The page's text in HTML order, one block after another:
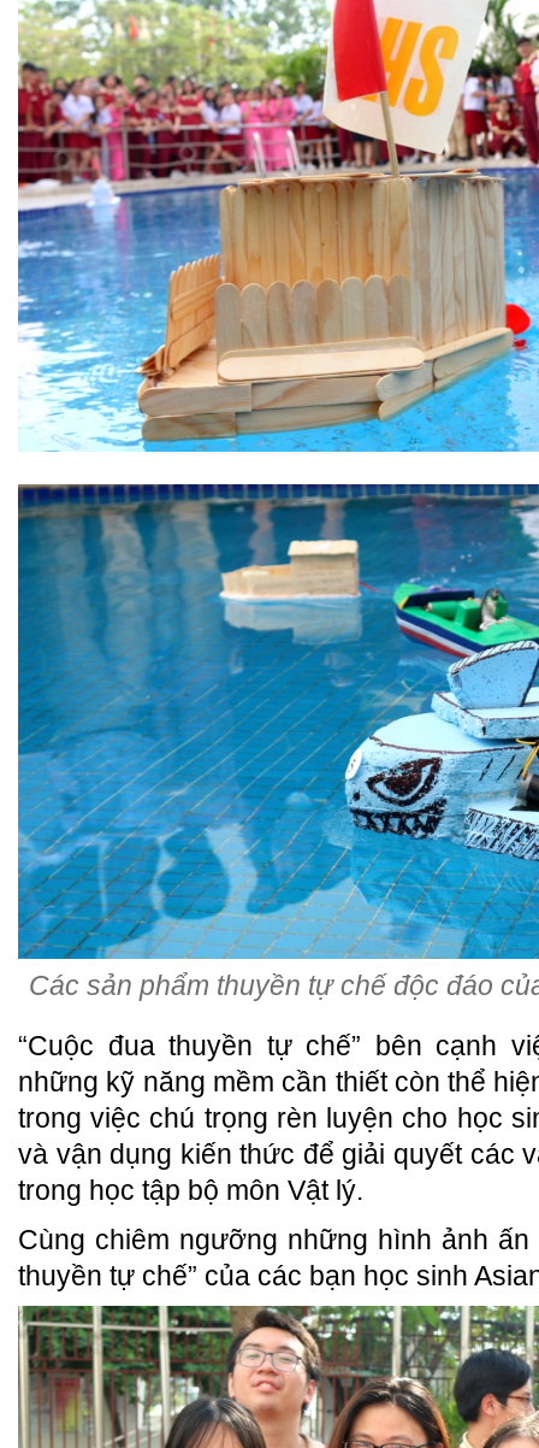
Các sản phẩm thuyền tự chế độc đáo
“Cuộc đua thuyền tự chế” bên cạnh
những kỹ năng mềm cần thiết còn thể
trong việc chú trọng rèn luyện cho học
và vận dụng kiến thức để giải quyết các
trong học tập bộ môn Vật lý.
Cùng chiêm ngưỡng những hình ảnh
thuyền tự chế” của các bạn học sinh